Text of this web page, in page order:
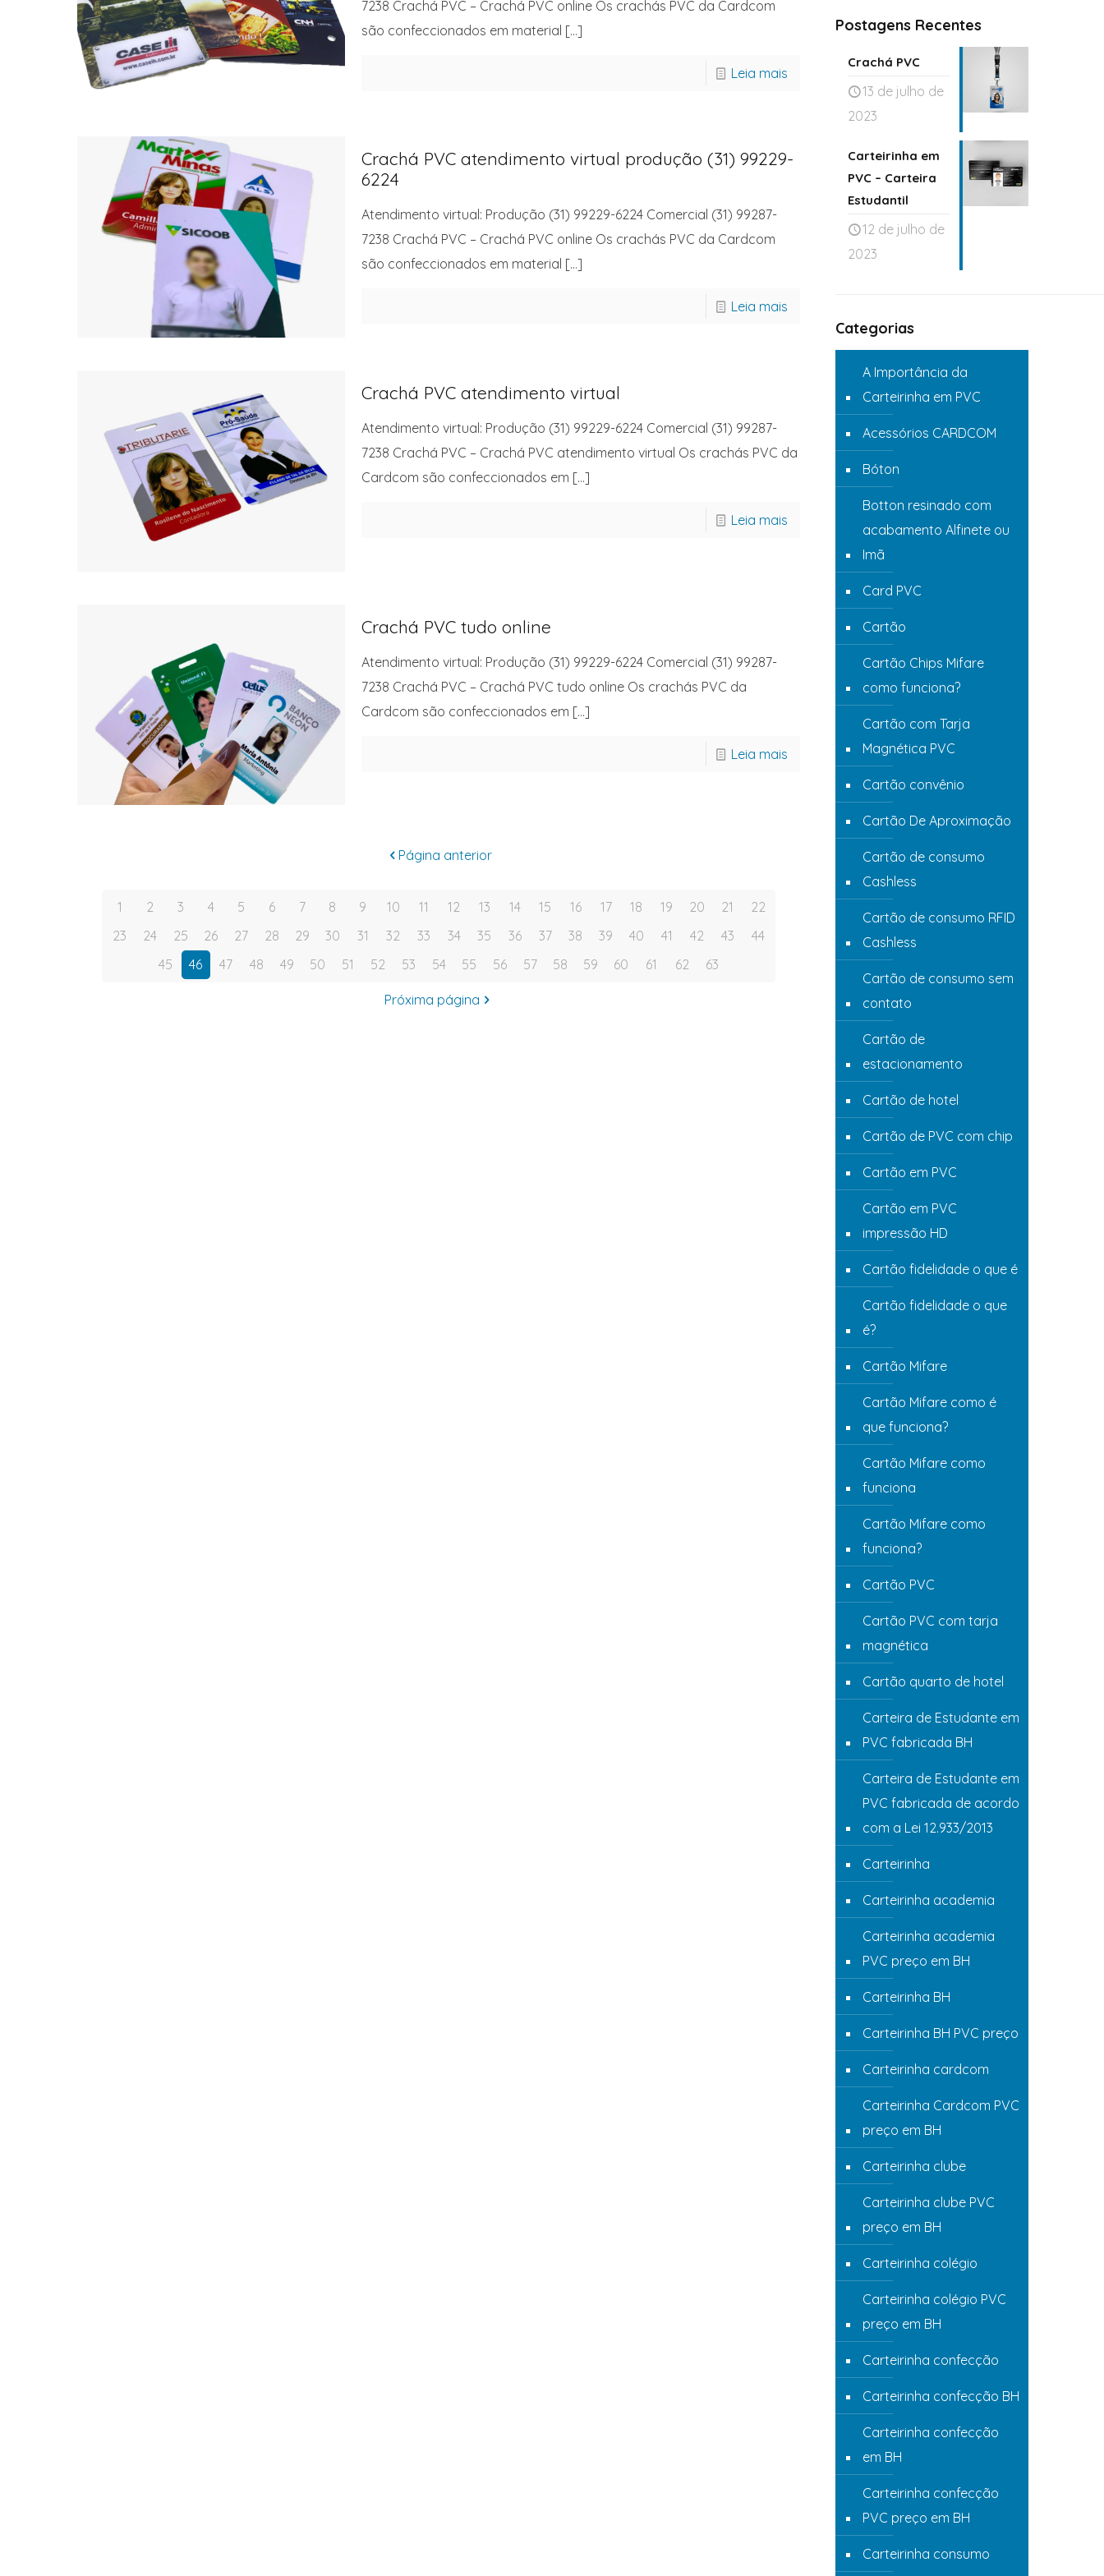
7238 Crachá PVC – Crachá PVC online Os crachás PVC da Cardcom
são confeccionados em material […]
Leia mais
Crachá PVC atendimento virtual produção (31) 99229-
6224
Atendimento virtual: Produção (31) 99229-6224 Comercial (31) 99287-
7238 Crachá PVC – Crachá PVC online Os crachás PVC da Cardcom
são confeccionados em material […]
Leia mais
Crachá PVC atendimento virtual
Atendimento virtual: Produção (31) 99229-6224 Comercial (31) 99287-
7238 Crachá PVC – Crachá PVC atendimento virtual Os crachás PVC da
Cardcom são confeccionados em […]
Leia mais
Crachá PVC tudo online
Atendimento virtual: Produção (31) 99229-6224 Comercial (31) 99287-
7238 Crachá PVC – Crachá PVC tudo online Os crachás PVC da
Cardcom são confeccionados em […]
Leia mais
Página anterior
1 2 3 4 5 6 7 8 9 10 11 12 13 14 15 16 17 18 19 20 21
22
23
24 25 26 27 28 29 30 31 32 33 34 35 36 37 38 39 40 41 42 43
44
45
46 47 48 49 50 51 52 53 54 55 56 57 58 59 60 61 62 63
Próxima página
Postagens Recentes
Crachá PVC
13 de julho de
2023
Carteirinha em
PVC – Carteira
Estudantil
12 de julho de
2023
Categorias
A Importância da
Carteirinha em PVC
Acessórios CARDCOM
Bóton
Botton resinado com
acabamento Alfinete ou
Imã
Card PVC
Cartão
Cartão Chips Mifare
como funciona?
Cartão com Tarja
Magnética PVC
Cartão convênio
Cartão De Aproximação
Cartão de consumo
Cashless
Cartão de consumo RFID
Cashless
Cartão de consumo sem
contato
Cartão de
estacionamento
Cartão de hotel
Cartão de PVC com chip
Cartão em PVC
Cartão em PVC
impressão HD
Cartão fidelidade o que é
Cartão fidelidade o que
é?
Cartão Mifare
Cartão Mifare como é
que funciona?
Cartão Mifare como
funciona
Cartão Mifare como
funciona?
Cartão PVC
Cartão PVC com tarja
magnética
Cartão quarto de hotel
Carteira de Estudante em
PVC fabricada BH
Carteira de Estudante em
PVC fabricada de acordo
com a Lei 12.933/2013
Carteirinha
Carteirinha academia
Carteirinha academia
PVC preço em BH
Carteirinha BH
Carteirinha BH PVC preço
Carteirinha cardcom
Carteirinha Cardcom PVC
preço em BH
Carteirinha clube
Carteirinha clube PVC
preço em BH
Carteirinha colégio
Carteirinha colégio PVC
preço em BH
Carteirinha confecção
Carteirinha confecção BH
Carteirinha confecção
em BH
Carteirinha confecção
PVC preço em BH
Carteirinha consumo